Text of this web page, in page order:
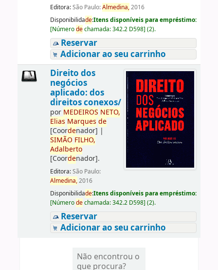
Editora:São Paulo:Almedina,2016
Disponibilidade:Itens disponíveis para empréstimo:
[Númerodechamada:342.2 D598] (2).
Reservar
Adicionar ao seu carrinho
Direito dos
negócios
aplicado: dos
direitos conexos/
por MEDEIROS NETO,
Elias Marques de
[Coordenador] |
SIMÃO FILHO,
Adalberto
[Coordenador].
Editora:São Paulo:
Almedina,2016
Disponibilidade:Itens disponíveis para empréstimo:
[Númerodechamada:342.2 D598] (2).
Reservar
Adicionar ao seu carrinho
Não encontrou o
que procura?